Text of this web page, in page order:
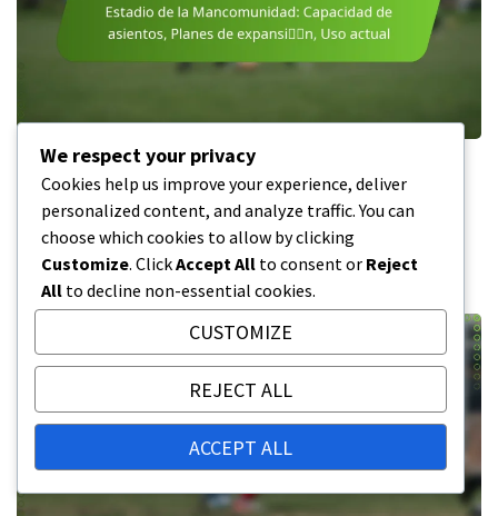
Estadio de la Mancomunidad: Capacidad
de asientos, Planes de expansión, Uso
actual
05/02/2026
We respect your privacy
Cookies help us improve your experience, deliver
personalized content, and analyze traffic. You can
choose which cookies to allow by clicking
Customize. ClickAccept All to consent or Reject
All to decline non-essential cookies.
CUSTOMIZE
REJECT ALL
ACCEPT ALL